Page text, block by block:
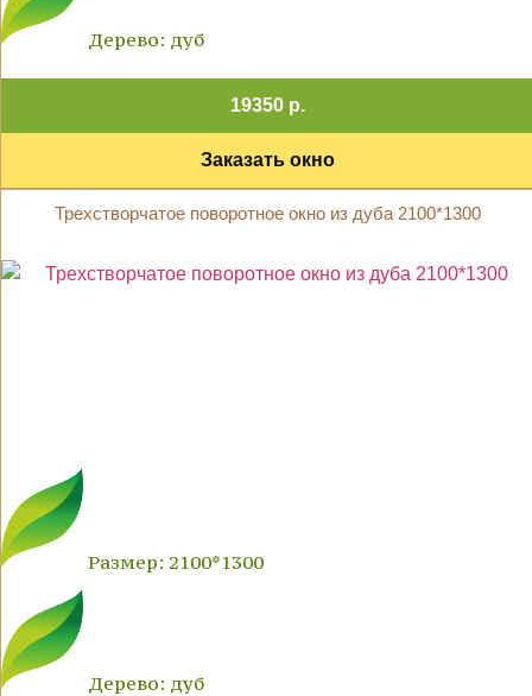
Дерево: дуб
19350 р.
Заказать окно
Трехстворчатое поворотное окно из дуба 2100*1300
Размер: 2100*1300
Дерево: дуб